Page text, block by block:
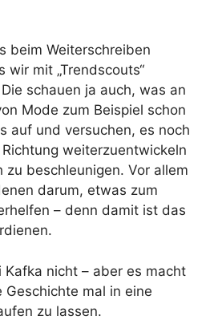
beim Weiterschreiben
wir mit „Trendscouts“
schauen ja auch, was an
Mode zum Beispiel schon
auf und versuchen, es noch
weiterzuentwickeln
zu beschleunigen. Vor allem
darum, etwas zum
– denn damit ist das
Kafka nicht – aber es macht
Geschichte mal in eine
zu lassen.